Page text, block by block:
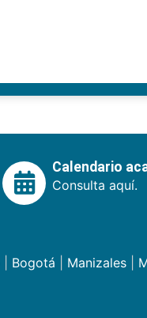
Calendario
Consulta aquí.
Bogotá Manizales|